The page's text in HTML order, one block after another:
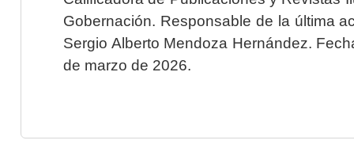
Gobernación. Responsable de la última
Sergio Alberto Mendoza Hernández.
de marzo de 2026.